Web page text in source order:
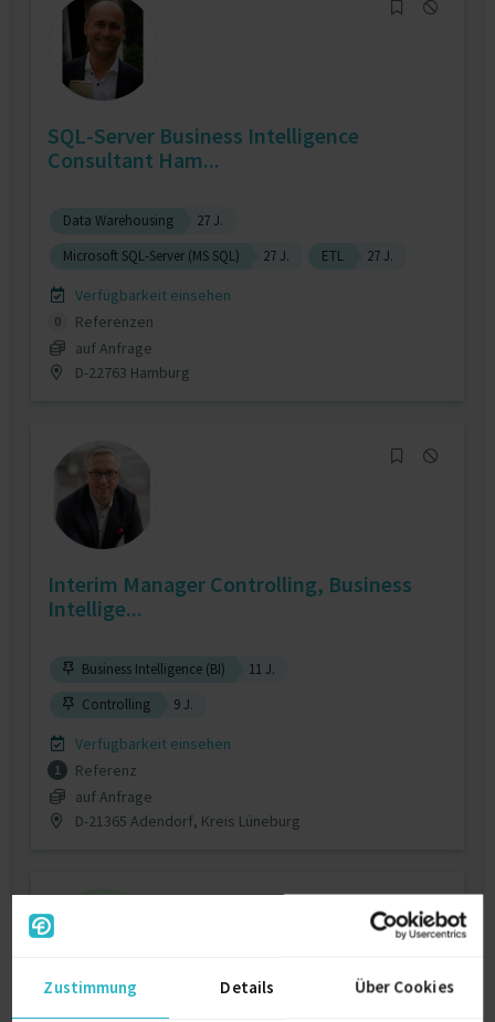
Zustimmung Details Über Cookies
SQL-Server Business Intelligence
Consultant Ham...
Data Warehousing
27 J.
Microsoft SQL-Server (MS SQL)
27 J. ETL 27 J.
Verfügbarkeit einsehen
0
Referenzen
auf Anfrage
D-22763 Hamburg
Interim Manager Controlling, Business
Intellige...
Business Intelligence (BI)
11 J.
Controlling
9 J.
Verfügbarkeit einsehen
1
Referenz
auf Anfrage
D-21365 Adendorf, Kreis Lüneburg